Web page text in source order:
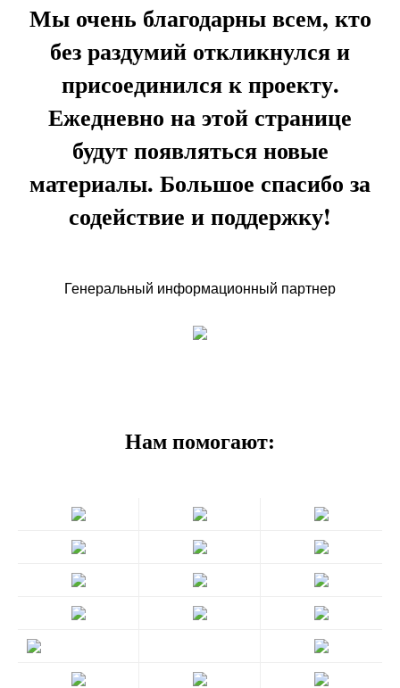
Мы очень благодарны всем, кто
без раздумий откликнулся и
присоединился к проекту.
Ежедневно на этой странице
будут появляться новые
материалы. Большое спасибо за
содействие и поддержку!
Генеральный информационный партнер
Нам помогают: